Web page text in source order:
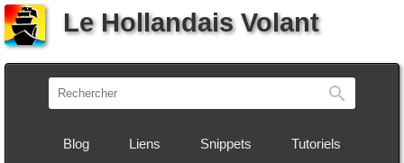
Le Hollandais Volant
Blog Liens Snippets Tutoriels